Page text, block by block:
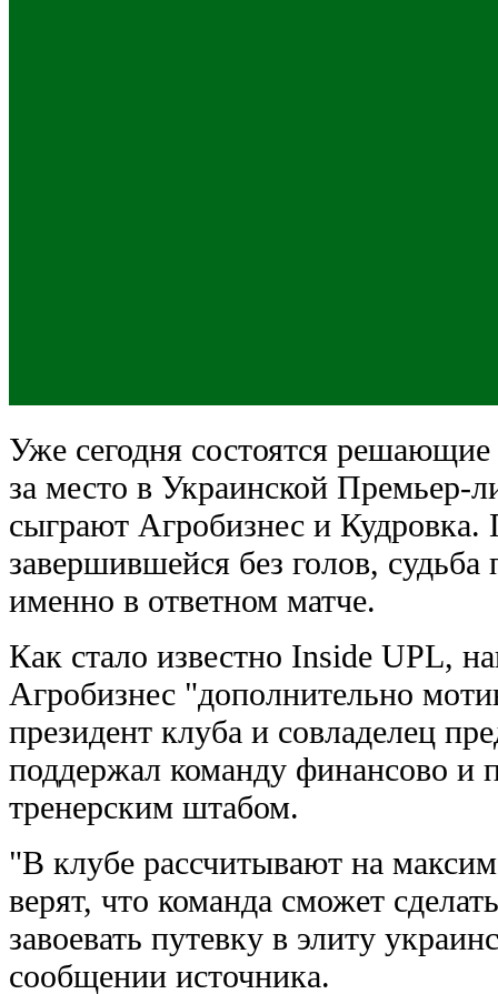
Уже сегодня состоятся
за место в Украинской Премьер-
сыграют Агробизнес и Кудровка.
завершившейся без голов,
именно в ответном матче.
Как стало известно Inside UPL,
Агробизнес "дополнительно
президент клуба и совладелец
поддержал команду финансово и
тренерским штабом.
"В клубе рассчитывают на
верят, что команда сможет
завоевать путевку в элиту
сообщении источника.